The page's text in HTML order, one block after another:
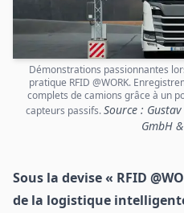
Démonstrations passionnantes
pratique RFID @WORK.
complets de camions grâce à un
capteurs passifs.Source :
GmbH
Sous la devise « RFID
de la logistique